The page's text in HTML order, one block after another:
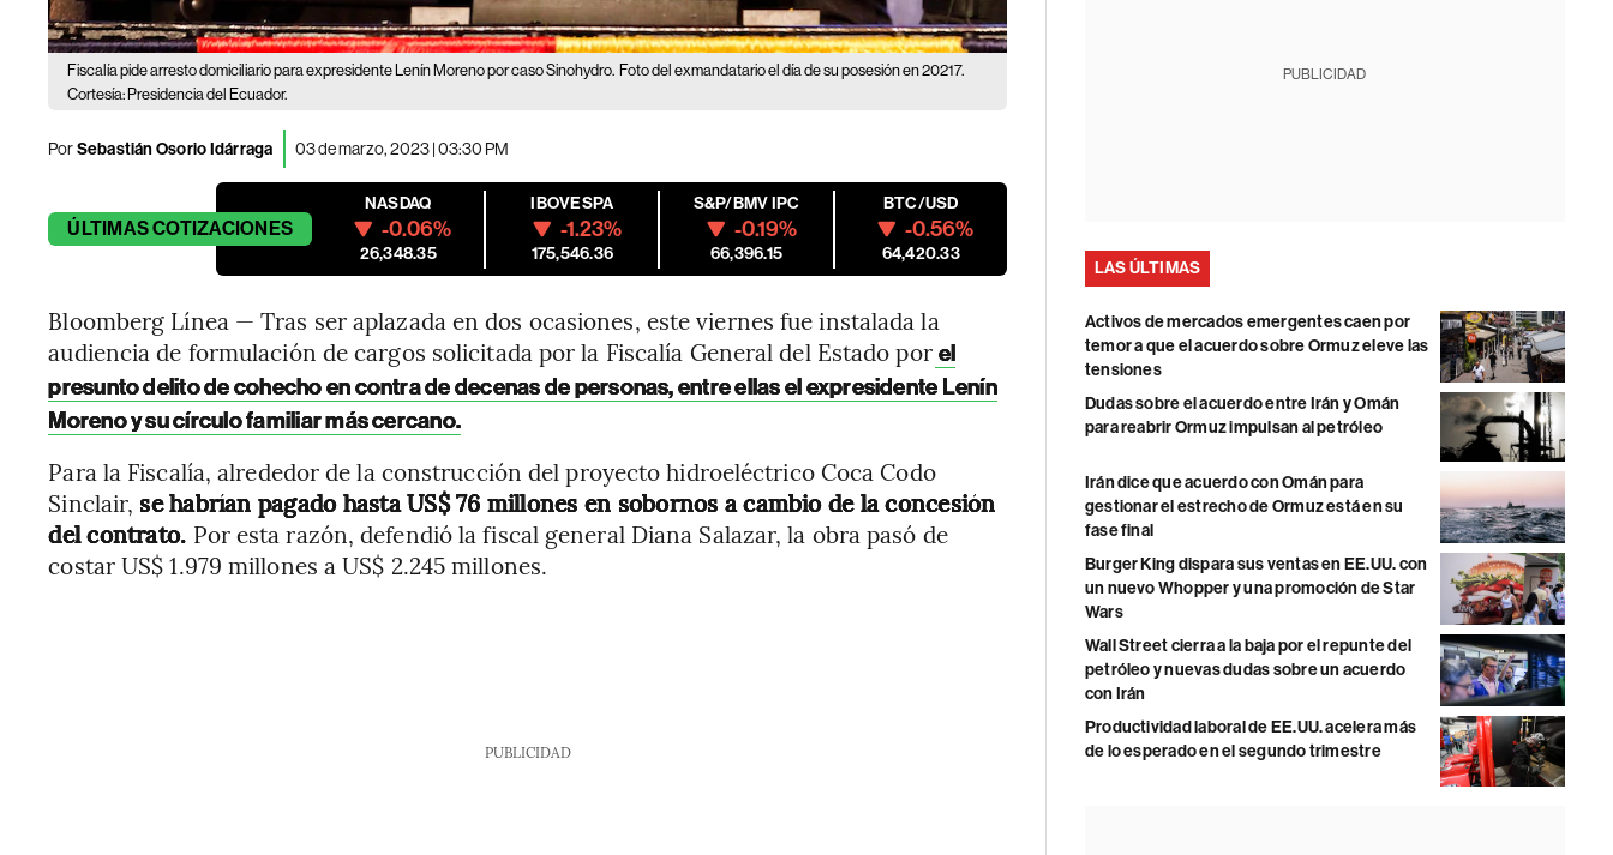
Fiscalía pide arresto domiciliario para expresidente Lenín Moreno por caso Sinohydro. Foto del exmandatario el día de su posesión en 20217.
Cortesía: Presidencia del Ecuador.
PorSebastián Osorio Idárraga 03 de marzo, 2023 | 03:30 PM
ÚLTIMASCOTIZACIONES
NASDAQ
-0.06%
26,348.35
IBOVESPA
-1.23%
175,546.36
S&P/BMV IPC
-0.19%
66,396.15
BTC/USD
-0.56%
64,420.33
Bloomberg Línea — Tras ser aplazada en dos ocasiones, este viernes fue instalada la
audiencia de formulación de cargos solicitada por la Fiscalía General del Estado por el
presunto delito de cohecho en contra de decenas de personas, entre ellas el expresidente Lenín
Moreno y su círculo familiar más cercano.
Para la Fiscalía, alrededor de la construcción del proyecto hidroeléctrico Coca Codo
Sinclair, se habrían pagado hasta US$ 76 millones en sobornos a cambio de la concesión
del contrato. Por esta razón, defendió la fiscal general Diana Salazar, la obra pasó de
costar US$ 1.979 millones a US$ 2.245 millones.
PUBLICIDAD
PUBLICIDAD
LAS ÚLTIMAS
Activos de mercados emergentes caen por
temor a que el acuerdo sobre Ormuz eleve las
tensiones
Dudas sobre el acuerdo entre Irán y Omán
para reabrir Ormuz impulsan al petróleo
Irán dice que acuerdo con Omán para
gestionar el estrecho de Ormuz está en su
fase final
Burger King dispara sus ventas en EE.UU. con
un nuevo Whopper y una promoción de Star
Wars
Wall Street cierra a la baja por el repunte del
petróleo y nuevas dudas sobre un acuerdo
con Irán
Productividad laboral de EE.UU. acelera más
de lo esperado en el segundo trimestre